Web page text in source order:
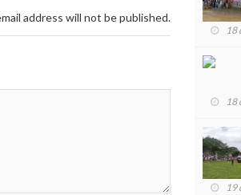
address will not be published.
18
18
19